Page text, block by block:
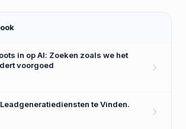
in op AI: Zoeken zoals we het
voorgoed
te Vinden.